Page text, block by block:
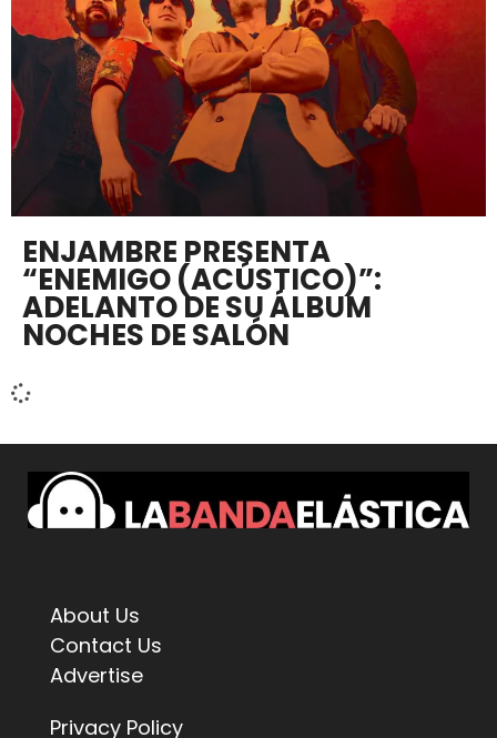
ENJAMBRE PRESENTA
“ENEMIGO (ACÚSTICO)”:
ADELANTO DE SU ÁLBUM
NOCHES DE SALÓN
About Us
Contact Us
Advertise
Privacy Policy